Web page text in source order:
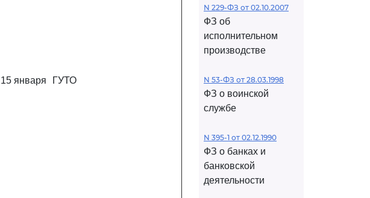
января ГУТО
N 229-ФЗ от 02.10.2007
ФЗ об
исполнительном
производстве
N 53-ФЗ от 28.03.1998
ФЗ о воинской
службе
N 395-1 от 02.12.1990
ФЗ о банках и
банковской
деятельности